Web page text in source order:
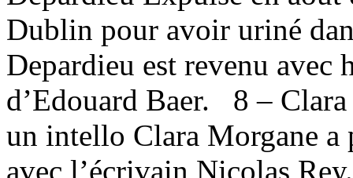
Dublin pour avoir uriné
Depardieu est revenu avec
d’Edouard Baer. 8 –
un intello Clara Morgane a
avec l’écrivain Nicolas